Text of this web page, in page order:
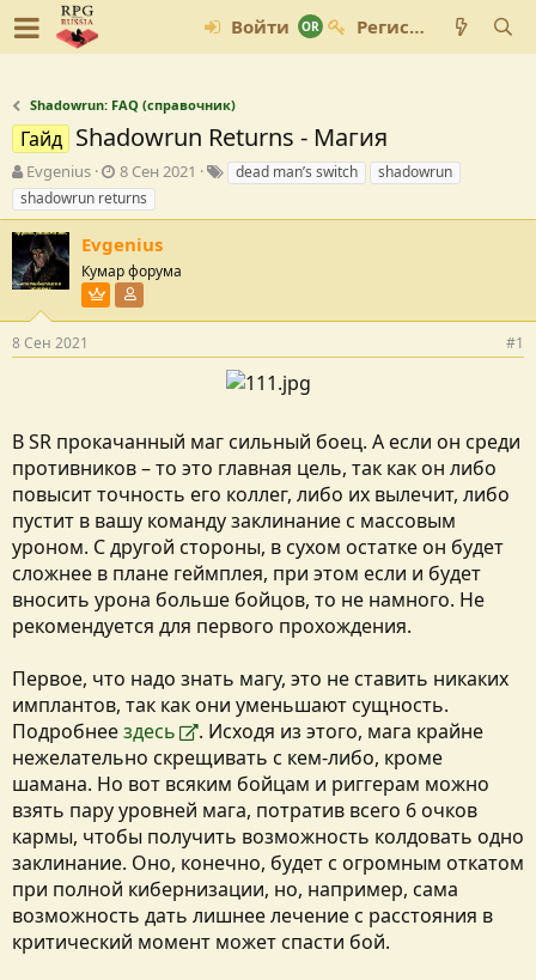
Войти Регистрация
Shadowrun: FAQ (справочник)
Гайд Shadowrun Returns - Магия
А
в
т
о
р
т
м
ы
Evgenius
Д
а
т
с
о
з
д
н
8 Сен 2021
Тdead man’s switch
shadowrun
shadowrun returns
Evgenius
Кумар форума
Пользователь VIP
8 Сен 2021 #1
В SR прокачанный маг сильный боец. А если он среди
противников – то это главная цель, так как он либо
повысит точность его коллег, либо их вылечит, либо
пустит в вашу команду заклинание с массовым
уроном. С другой стороны, в сухом остатке он будет
сложнее в плане геймплея, при этом если и будет
вносить урона больше бойцов, то не намного. Не
рекомендуется для первого прохождения.
Первое, что надо знать магу, это не ставить никаких
имплантов, так как они уменьшают сущность.
Подробнеездесь
. Исходя из этого, мага крайне
нежелательно скрещивать с кем-либо, кроме
шамана. Но вот всяким бойцам и риггерам можно
взять пару уровней мага, потратив всего 6 очков
кармы, чтобы получить возможность колдовать одно
заклинание. Оно, конечно, будет с огромным откатом
при полной кибернизации, но, например, сама
возможность дать лишнее лечение с расстояния в
критический момент может спасти бой.